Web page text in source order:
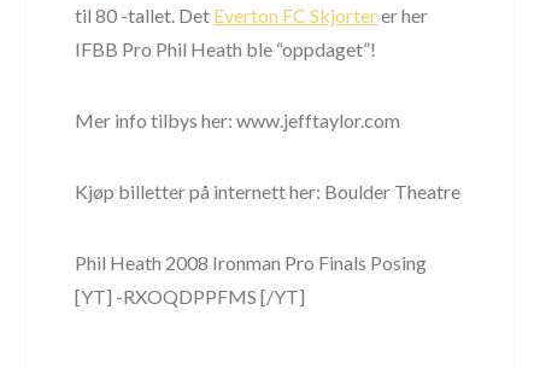
til 80 -tallet. Det Everton FC Skjorterer her
IFBB Pro Phil Heath ble “oppdaget”!
Mer info tilbys her: www.jefftaylor.com
Kjøp billetter på internett her: Boulder Theatre
Phil Heath 2008 Ironman Pro Finals Posing
[YT] -RXOQDPPFMS [/YT]